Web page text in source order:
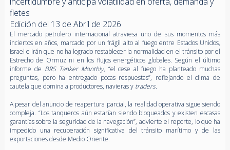
fletes
Edición del 13 de Abril de 2026
El mercado petrolero internacional atraviesa uno de sus momentos más
inciertos en años, marcado por un frágil alto al fuego entre Estados Unidos,
Israel e Irán que no ha logrado restablecer la normalidad en el tránsito por el
Estrecho de Ormuz ni en los flujos energéticos globales. Según el último
informe de BRS Tanker Monthly, “el cese al fuego ha planteado muchas
preguntas, pero ha entregado pocas respuestas”, reflejando el clima de
cautela que domina a productores, navieras y traders.
A pesar del anuncio de reapertura parcial, la realidad operativa sigue siendo
compleja. “Los tanqueros aún estarían siendo bloqueados y existen escasas
garantías sobre la seguridad de la navegación”, advierte el reporte, lo que ha
impedido una recuperación significativa del tránsito marítimo y de las
exportaciones desde Medio Oriente.